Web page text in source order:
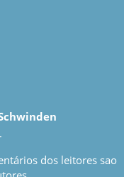
dos leitores sao